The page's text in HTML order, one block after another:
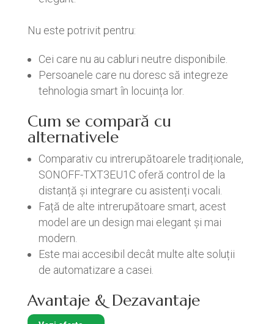
Nu este potrivit pentru:
Cei care nu au cabluri neutre disponibile.
Persoanele care nu doresc să integreze
tehnologia smart în locuința lor.
Cum se compară cu
alternativele
Comparativ cu intrerupătoarele tradiționale,
SONOFF-TXT3EU1C oferă control de la
distanță și integrare cu asistenți vocali.
Față de alte intrerupătoare smart, acest
model are un design mai elegant și mai
modern.
Este mai accesibil decât multe alte soluții
de automatizare a casei.
Avantaje & Dezavantaje